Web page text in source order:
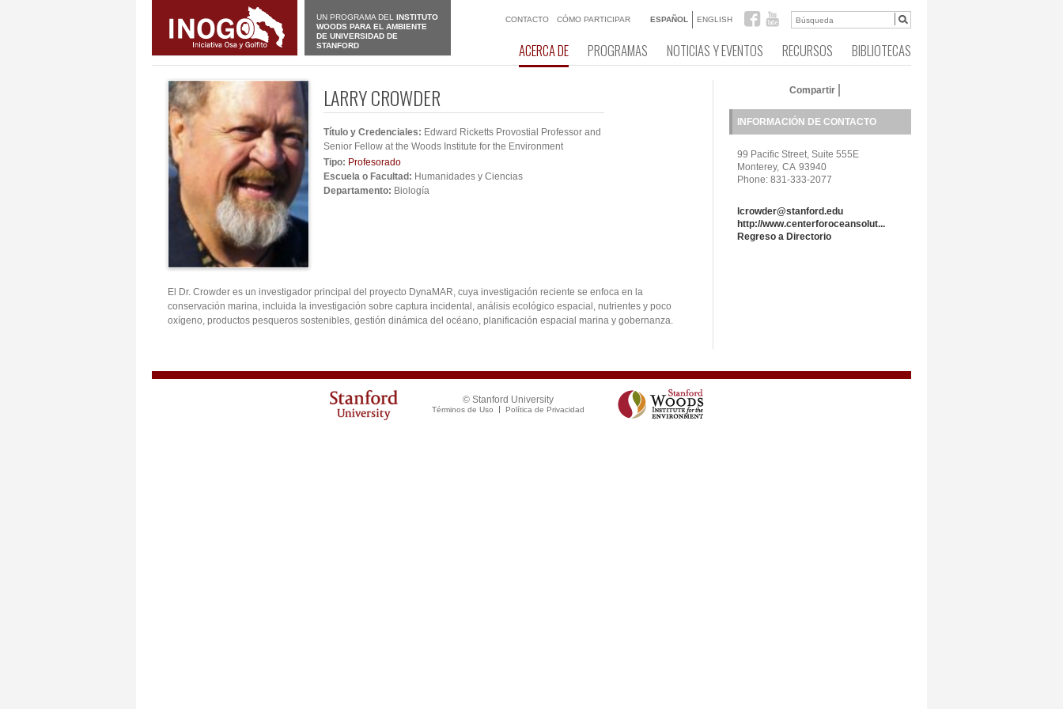
UN PROGRAMA DEL INSTITUTO
WOODS PARA EL AMBIENTE
DE UNIVERSIDAD DE
STANFORD
CONTACTO CÓMO PARTICIPAR ESPAÑOL ENGLISH
ACERCA DE PROGRAMAS NOTICIAS Y EVENTOS RECURSOS BIBLIOTECAS
Compartir
LARRY CROWDER
Título y Credenciales: Edward Ricketts Provostial Professor and
Senior Fellow at the Woods Institute for the Environment
Tipo: Profesorado
Escuela o Facultad: Humanidades y Ciencias
Departamento: Biología
El Dr. Crowder es un investigador principal del proyecto DynaMAR, cuya investigación reciente se enfoca en la
conservación marina, incluida la investigación sobre captura incidental, análisis ecológico espacial, nutrientes y poco
oxígeno, productos pesqueros sostenibles, gestión dinámica del océano, planificación espacial marina y gobernanza.
INFORMACIÓN DE CONTACTO
99 Pacific Street, Suite 555E
Monterey, CA 93940
Phone: 831-333-2077
lcrowder@stanford.edu
http://www.centerforoceansolut...
Regreso a Directorio
© Stanford University
Términos de Uso Política de Privacidad